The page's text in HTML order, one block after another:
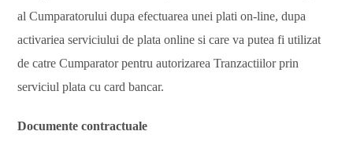
al Cumparatorului dupa efectuarea unei plati on-line, dupa
activariea serviciului de plata online si care va putea fi utilizat
de catre Cumparator pentru autorizarea Tranzactiilor prin
serviciul plata cu card bancar.
Documente contractuale